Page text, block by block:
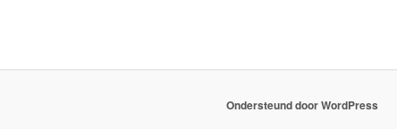
Ondersteund door WordPress